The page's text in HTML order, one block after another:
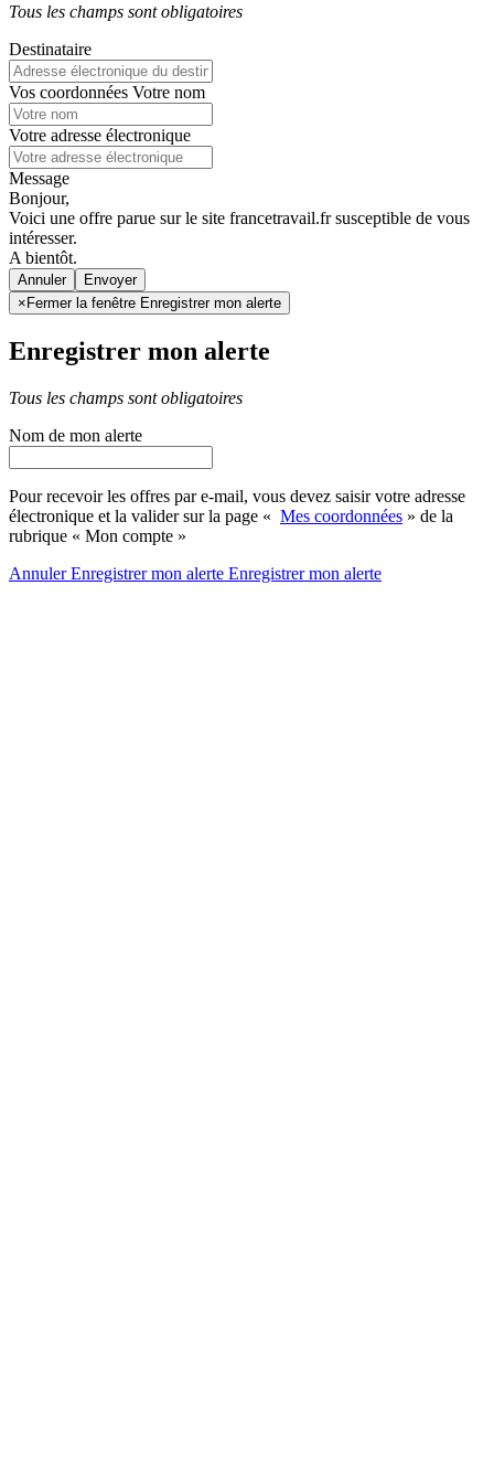
Tous les champs sont obligatoires
Destinataire
Vos coordonnées Votre nom
Votre adresse électronique
Message
Bonjour,
Voici une offre parue sur le site francetravail.fr susceptible de vous
intéresser.
A bientôt.
Annuler
× Fermer la fenêtre Enregistrer mon alerte
Enregistrer mon alerte
Tous les champs sont obligatoires
Nom de mon alerte
Pour recevoir les offres par e-mail, vous devez saisir votre adresse
électronique et la valider sur la page « Mes coordonnées » de la
rubrique « Mon compte »
AnnulerEnregistrer mon alerte Enregistrermon alerte